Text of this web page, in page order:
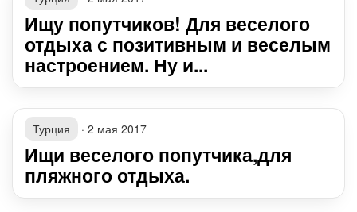
Ищу попутчиков! Для веселого
отдыха с позитивным и веселым
настроением. Ну и...
Турция · 2 мая 2017
Ищи веселого попутчика,для
пляжного отдыха.